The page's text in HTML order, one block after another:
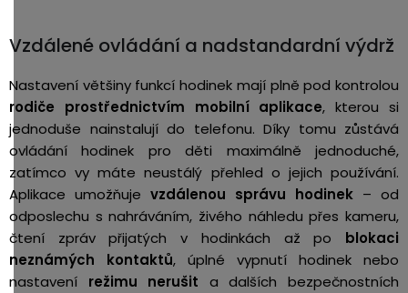
Vzdálené ovládání a nadstandardní výdrž
Nastavení většiny funkcí hodinek mají plně pod kontrolou
rodiče prostřednictvím mobilní aplikace, kterou si
jednoduše nainstalují do telefonu. Díky tomu zůstává
ovládání hodinek pro děti maximálně jednoduché,
zatímco vy máte neustálý přehled o jejich používání.
Aplikace umožňuje vzdálenou správu hodinek – od
odposlechu s nahráváním, živého náhledu přes kameru,
čtení zpráv přijatých v hodinkách až po blokaci
neznámých kontaktů, úplné vypnutí hodinek nebo
nastavení režimu nerušit a dalších bezpečnostních